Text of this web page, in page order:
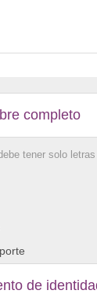
tener solo